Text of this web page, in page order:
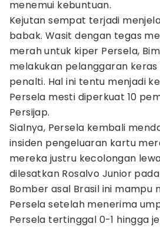
menemui kebuntuan.
Kejutan sempat terjadi
babak. Wasit dengan tegas
merah untuk kiper Persela,
melakukan pelanggaran
penalti. Hal ini tentu menjadi
Persela mesti diperkuat 10
Persijap.
Sialnya, Persela kembali
insiden pengeluaran kartu
mereka justru kecolongan
dilesatkan Rosalvo Junior
Bomber asal Brasil ini mampu
Persela setelah menerima
Persela tertinggal 0-1 hingga